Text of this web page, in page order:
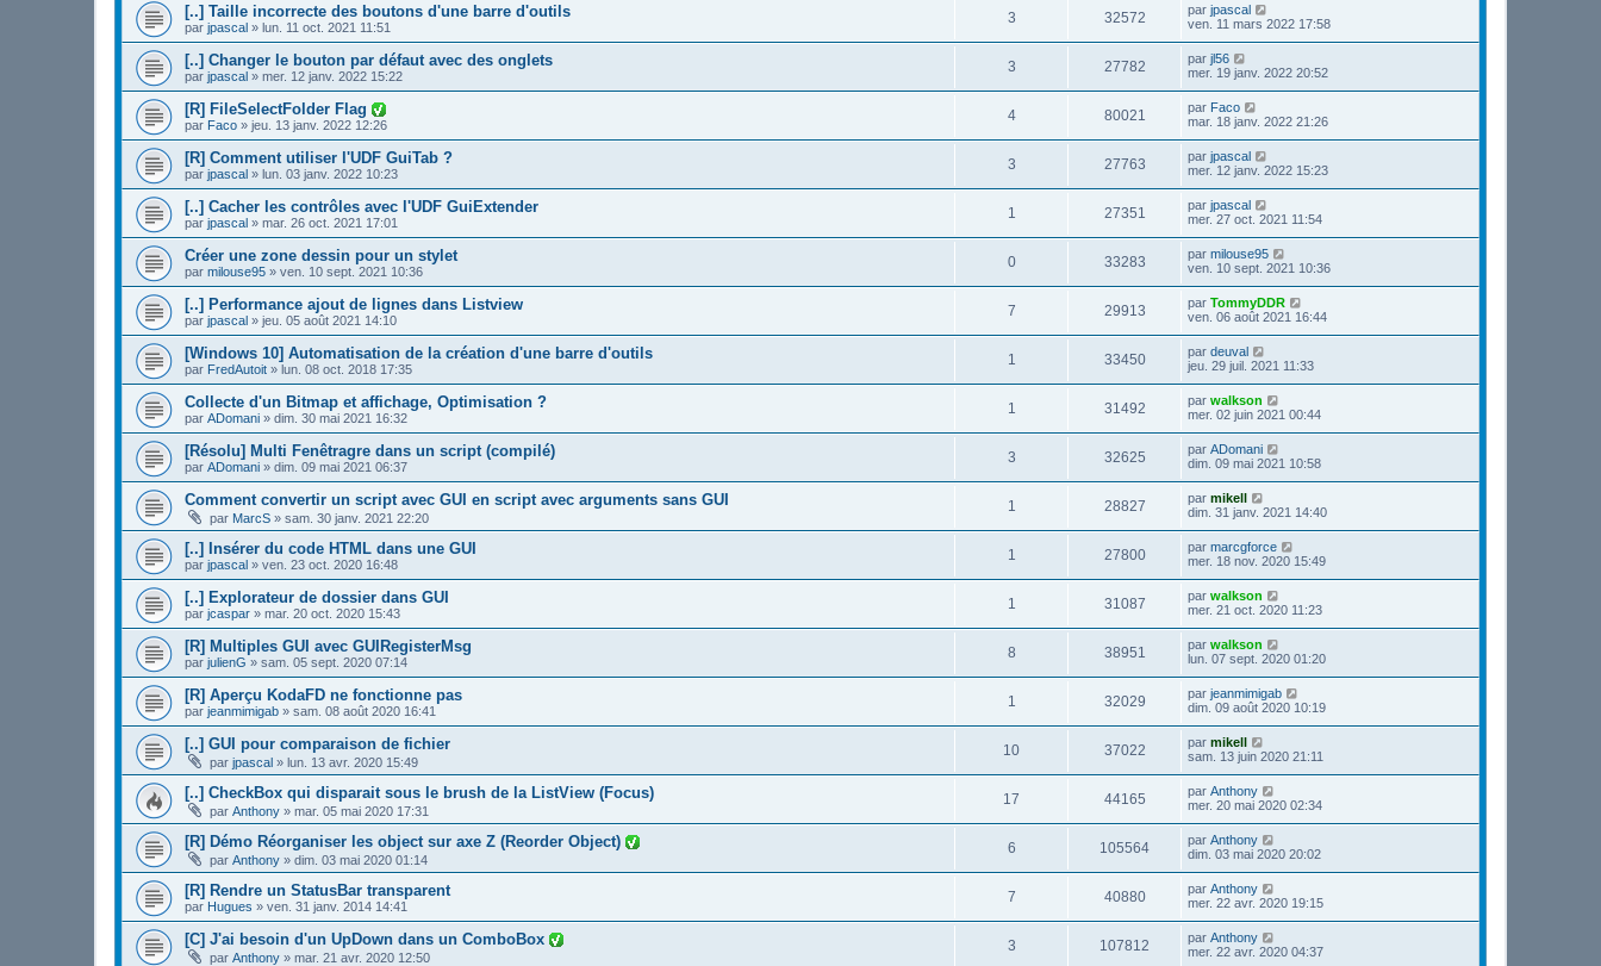
[..] Taille incorrecte des boutons d'une barre d'outils
par jpascal » lun. 11 oct. 2021 11:51
3 32572 par jpascal
ven. 11 mars 2022 17:58
[..] Changer le bouton par défaut avec des onglets
par jpascal » mer. 12 janv. 2022 15:22
3 27782 par jl56
mer. 19 janv. 2022 20:52
[R] FileSelectFolder Flag
par Faco » jeu. 13 janv. 2022 12:26
4 80021 par Faco
mar. 18 janv. 2022 21:26
[R] Comment utiliser l'UDF GuiTab ?
par jpascal » lun. 03 janv. 2022 10:23
3 27763 par jpascal
mer. 12 janv. 2022 15:23
[..] Cacher les contrôles avec l'UDF GuiExtender
par jpascal » mar. 26 oct. 2021 17:01
1 27351 par jpascal
mer. 27 oct. 2021 11:54
Créer une zone dessin pour un stylet
par milouse95 » ven. 10 sept. 2021 10:36
0 33283 par milouse95
ven. 10 sept. 2021 10:36
[..] Performance ajout de lignes dans Listview
par jpascal » jeu. 05 août 2021 14:10
7 29913 par TommyDDR
ven. 06 août 2021 16:44
[Windows 10] Automatisation de la création d'une barre d'outils
par FredAutoit » lun. 08 oct. 2018 17:35
1 33450 par deuval
jeu. 29 juil. 2021 11:33
Collecte d'un Bitmap et affichage, Optimisation ?
par ADomani » dim. 30 mai 2021 16:32
1 31492 par walkson
mer. 02 juin 2021 00:44
[Résolu] Multi Fenêtragre dans un script (compilé)
par ADomani » dim. 09 mai 2021 06:37
3 32625 par ADomani
dim. 09 mai 2021 10:58
Comment convertir un script avec GUI en script avec arguments sans GUI
par MarcS » sam. 30 janv. 2021 22:20
1 28827 par mikell
dim. 31 janv. 2021 14:40
[..] Insérer du code HTML dans une GUI
par jpascal » ven. 23 oct. 2020 16:48
1 27800 par marcgforce
mer. 18 nov. 2020 15:49
[..] Explorateur de dossier dans GUI
par jcaspar » mar. 20 oct. 2020 15:43
1 31087 par walkson
mer. 21 oct. 2020 11:23
[R] Multiples GUI avec GUIRegisterMsg
par julienG » sam. 05 sept. 2020 07:14
8 38951 par walkson
lun. 07 sept. 2020 01:20
[R] Aperçu KodaFD ne fonctionne pas
par jeanmimigab » sam. 08 août 2020 16:41
1 32029 par jeanmimigab
dim. 09 août 2020 10:19
[..] GUI pour comparaison de fichier
par jpascal » lun. 13 avr. 2020 15:49
10 37022 par mikell
sam. 13 juin 2020 21:11
[..] CheckBox qui disparait sous le brush de la ListView (Focus)
par Anthony » mar. 05 mai 2020 17:31
17 44165 par Anthony
mer. 20 mai 2020 02:34
[R] Démo Réorganiser les object sur axe Z (Reorder Object)
par Anthony » dim. 03 mai 2020 01:14
6 105564 par Anthony
dim. 03 mai 2020 20:02
[R] Rendre un StatusBar transparent
par Hugues » ven. 31 janv. 2014 14:41
7 40880 par Anthony
mer. 22 avr. 2020 19:15
[C] J'ai besoin d'un UpDown dans un ComboBox
par Anthony » mar. 21 avr. 2020 12:50
3 107812 par Anthony
mer. 22 avr. 2020 04:37